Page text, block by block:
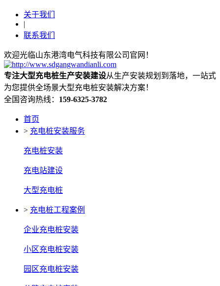
关于我们
|
联系我们
欢迎光临山东港湾电气科技有限公司官网！
专注大型充电桩生产安装建设从生产安装规划到落地，一站式
为您提供全场景大型充电桩安装解决方案！
全国咨询热线： 159-6325-3782
首页
> 充电桩安装服务
充电桩安装
充电站建设
大型充电桩
> 充电桩工程案例
企业充电桩安装
小区充电桩安装
园区充电桩安装